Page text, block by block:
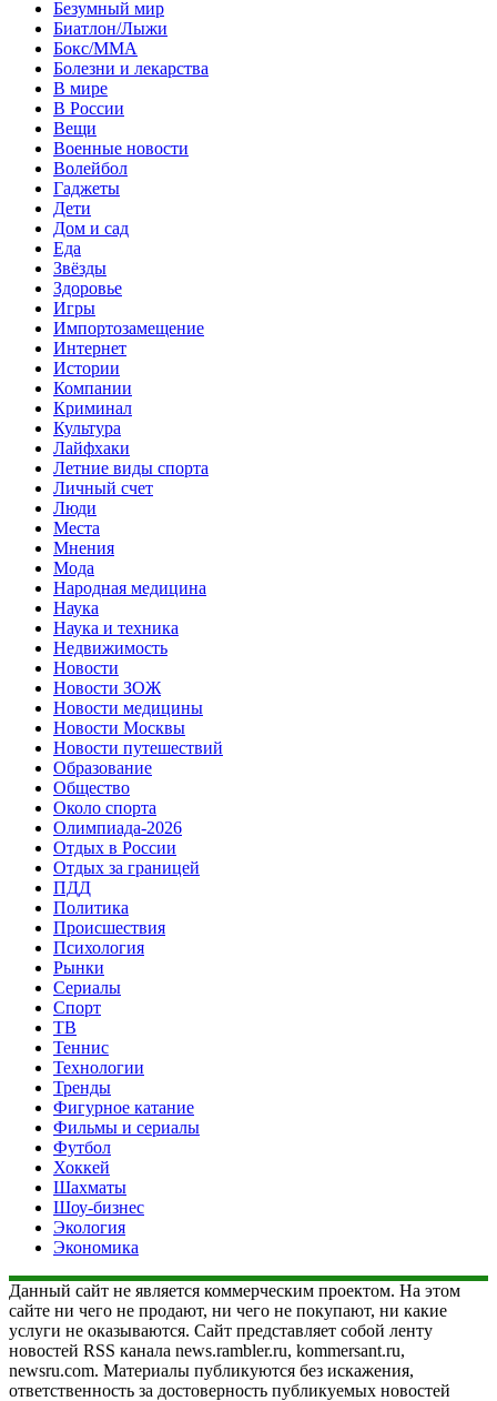
Безумный мир
Биатлон/Лыжи
Бокс/MMA
Болезни и лекарства
В мире
В России
Вещи
Военные новости
Волейбол
Гаджеты
Дети
Дом и сад
Еда
Звёзды
Здоровье
Игры
Импортозамещение
Интернет
Истории
Компании
Криминал
Культура
Лайфхаки
Летние виды спорта
Личный счет
Люди
Места
Мнения
Мода
Народная медицина
Наука
Наука и техника
Недвижимость
Новости
Новости ЗОЖ
Новости медицины
Новости Москвы
Новости путешествий
Образование
Общество
Около спорта
Олимпиада-2026
Отдых в России
Отдых за границей
ПДД
Политика
Происшествия
Психология
Рынки
Сериалы
Спорт
ТВ
Теннис
Технологии
Тренды
Фигурное катание
Фильмы и сериалы
Футбол
Хоккей
Шахматы
Шоу-бизнес
Экология
Экономика
Данный сайт не является коммерческим проектом. На этом
сайте ни чего не продают, ни чего не покупают, ни какие
услуги не оказываются. Сайт представляет собой ленту
новостей RSS канала news.rambler.ru, kommersant.ru,
newsru.com. Материалы публикуются без искажения,
ответственность за достоверность публикуемых новостей